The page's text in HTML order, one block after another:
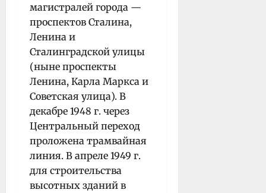
магистралей города —
проспектов Сталина,
Ленина и
Сталинградской улицы
(ныне проспекты
Ленина, Карла Маркса и
Советская улица). В
декабре 1948 г. через
Центральный переход
проложена трамвайная
линия. В апреле 1949 г.
для строительства
высотных зданий в